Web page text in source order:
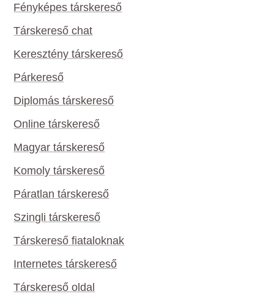
Fényképes társkereső
Társkereső chat
Keresztény társkereső
Párkereső
Diplomás társkereső
Online társkereső
Magyar társkereső
Komoly társkereső
Páratlan társkereső
Szingli társkereső
Társkereső fiataloknak
Internetes társkereső
Társkereső oldal